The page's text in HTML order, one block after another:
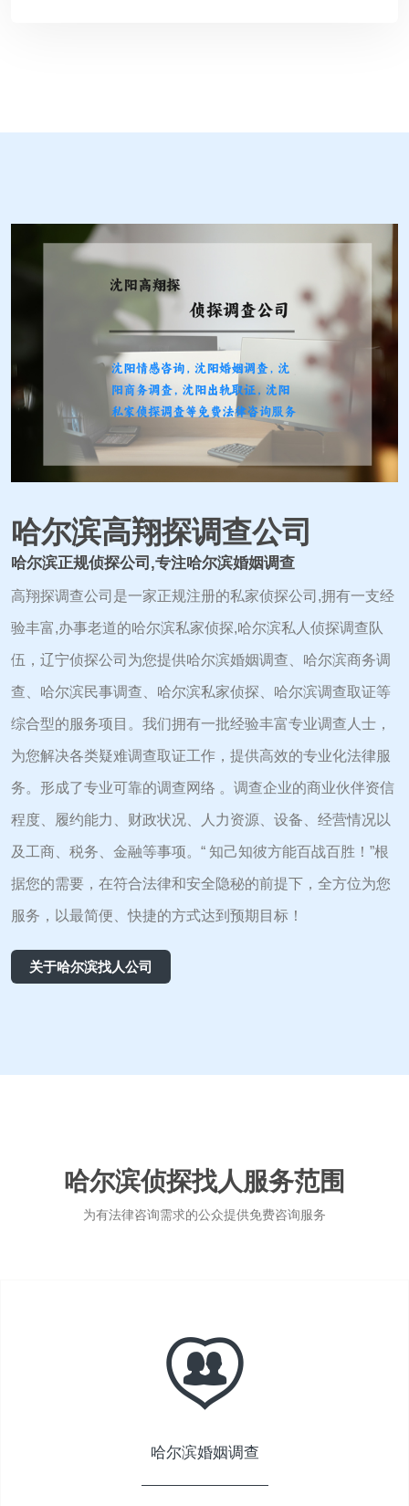
哈尔滨高翔探调查公司
哈尔滨正规侦探公司,专注哈尔滨婚姻调查
高翔探调查公司是一家正规注册的私家侦探公司,拥有一支经
验丰富,办事老道的哈尔滨私家侦探,哈尔滨私人侦探调查队
伍，辽宁侦探公司为您提供哈尔滨婚姻调查、哈尔滨商务调
查、哈尔滨民事调查、哈尔滨私家侦探、哈尔滨调查取证等
综合型的服务项目。我们拥有一批经验丰富专业调查人士，
为您解决各类疑难调查取证工作，提供高效的专业化法律服
务。形成了专业可靠的调查网络 。调查企业的商业伙伴资信
程度、履约能力、财政状况、人力资源、设备、经营情况以
及工商、税务、金融等事项。“ 知己知彼方能百战百胜！”根
据您的需要，在符合法律和安全隐秘的前提下，全方位为您
服务，以最简便、快捷的方式达到预期目标！
关于哈尔滨找人公司
哈尔滨侦探找人服务范围
为有法律咨询需求的公众提供免费咨询服务
哈尔滨婚姻调查